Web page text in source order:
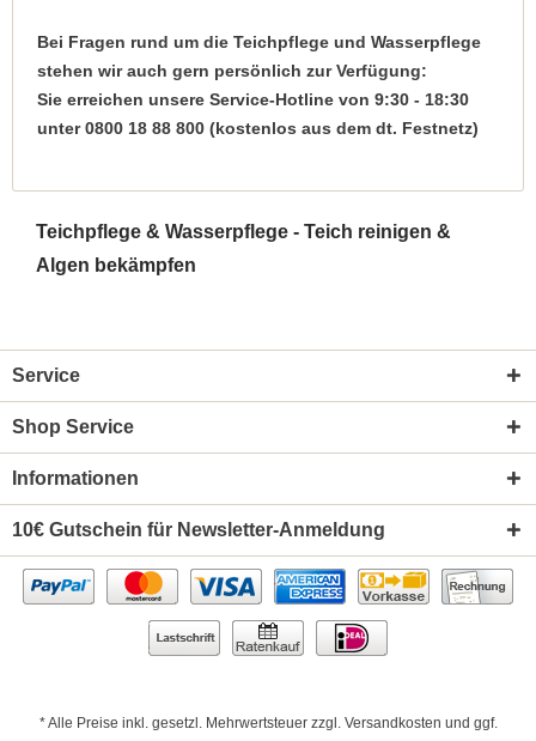
Teichpflege & Wasserpflege - Teich reinigen &
Algen bekämpfen
Bei Fragen rund um die Teichpflege und Wasserpflege
stehen wir auch gern persönlich zur Verfügung:
Sie erreichen unsere Service-Hotline von 9:30 - 18:30
unter 0800 18 88 800 (kostenlos aus dem dt. Festnetz)
Service
Shop Service
Informationen
10€ Gutschein für Newsletter-Anmeldung
* Alle Preise inkl. gesetzl. Mehrwertsteuer zzgl. Versandkosten und ggf.